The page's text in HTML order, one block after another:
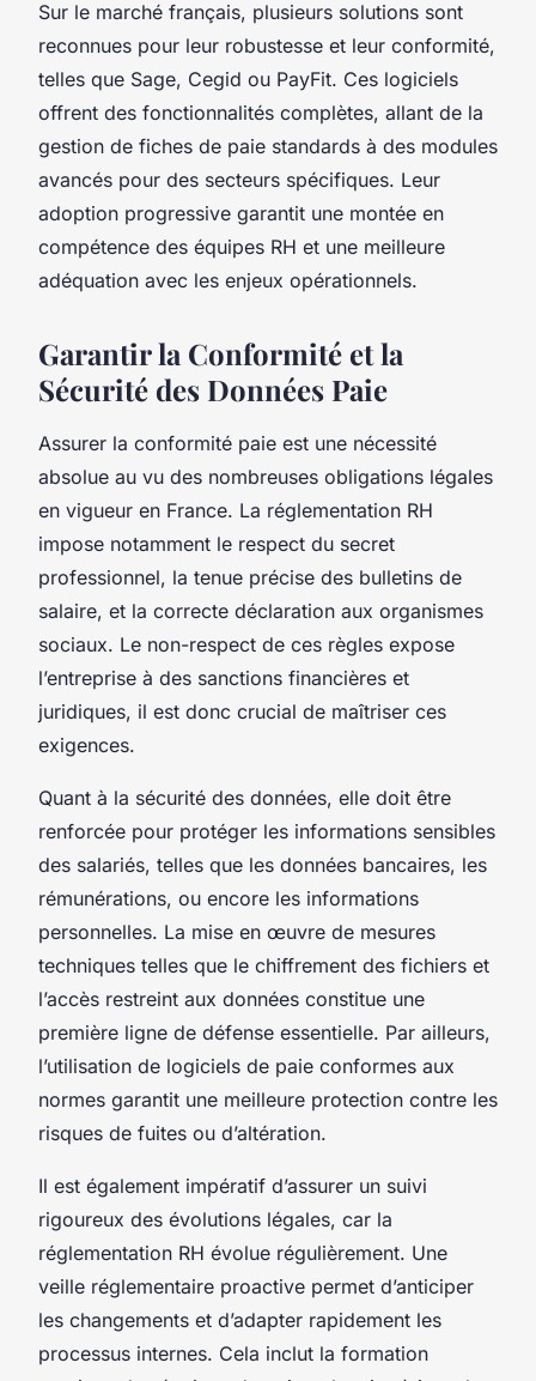
Sur le marché français, plusieurs solutions sont
reconnues pour leur robustesse et leur conformité,
telles que Sage, Cegid ou PayFit. Ces logiciels
offrent des fonctionnalités complètes, allant de la
gestion de fiches de paie standards à des modules
avancés pour des secteurs spécifiques. Leur
adoption progressive garantit une montée en
compétence des équipes RH et une meilleure
adéquation avec les enjeux opérationnels.
Garantir la Conformité et la
Sécurité des Données Paie
Assurer la conformité paie est une nécessité
absolue au vu des nombreuses obligations légales
en vigueur en France. La réglementation RH
impose notamment le respect du secret
professionnel, la tenue précise des bulletins de
salaire, et la correcte déclaration aux organismes
sociaux. Le non-respect de ces règles expose
l’entreprise à des sanctions financières et
juridiques, il est donc crucial de maîtriser ces
exigences.
Quant à la sécurité des données, elle doit être
renforcée pour protéger les informations sensibles
des salariés, telles que les données bancaires, les
rémunérations, ou encore les informations
personnelles. La mise en œuvre de mesures
techniques telles que le chiffrement des fichiers et
l’accès restreint aux données constitue une
première ligne de défense essentielle. Par ailleurs,
l’utilisation de logiciels de paie conformes aux
normes garantit une meilleure protection contre les
risques de fuites ou d’altération.
Il est également impératif d’assurer un suivi
rigoureux des évolutions légales, car la
réglementation RH évolue régulièrement. Une
veille réglementaire proactive permet d’anticiper
les changements et d’adapter rapidement les
processus internes. Cela inclut la formation